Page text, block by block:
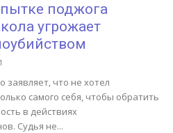
поджога
угрожает
заявляет, что не хотел
самого себя, чтобы обратить
в действиях
Судья не...